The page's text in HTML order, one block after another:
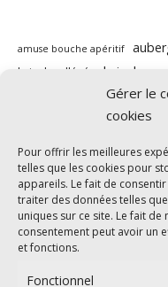
Gérer le
cookies
Pour offrir les meilleures
telles que les cookies pour
appareils. Le fait de
traiter des données telles
uniques sur ce site. Le fait
consentement peut avoir un
et fonctions.
Fonctionnel
amuse bouche apéritif
brioche allégée brioche au
cabillaud
chorizo
cookeo cookie cookies
crevettes fraises goûter
légumes mascarpone
pomme pomme de terre
rééquilibrage alimentaire